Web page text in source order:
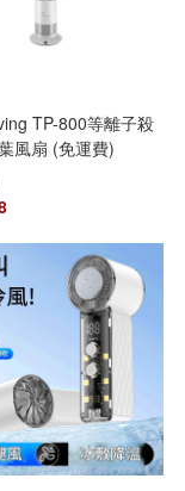
TP-800等離子殺
風扇 (免運費)